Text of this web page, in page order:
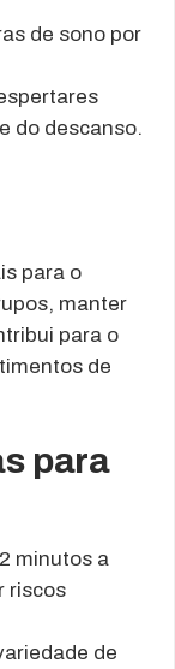
de sono por
do descanso.
para o
manter
para o
de
para
minutos a
riscos
de